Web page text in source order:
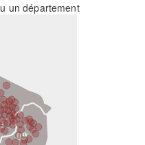
un département
09